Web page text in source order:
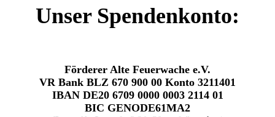
Unser Spendenkonto:
Förderer Alte Feuerwache e.V.
VR Bank BLZ 670 900 00 Konto 3211401
IBAN DE20 6709 0000 0003 2114 01
BIC GENODE61MA2